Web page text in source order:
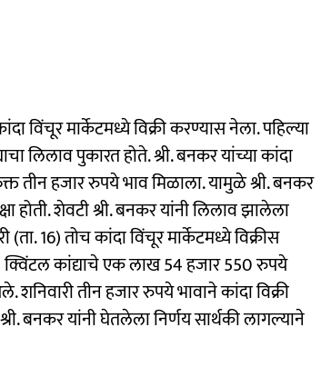
विंचूर मार्केटमध्ये विक्री करण्यास नेला. पहिल्या
लिलाव पुकारत होते. श्री. बनकर यांच्या कांदा
तीन हजार रुपये भाव मिळाला. यामुळे श्री. बनकर
होती. शेवटी श्री. बनकर यांनी लिलाव झालेला
(ता. 16) तोच कांदा विंचूर मार्केटमध्ये विक्रीस
कांद्याचे एक लाख 54 हजार 550 रुपये
तीन हजार रुपये भावाने कांदा विक्री
बनकर यांनी घेतलेला निर्णय सार्थकी लागल्याने